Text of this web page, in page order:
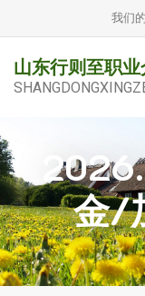
我们
山东行则至职
金/